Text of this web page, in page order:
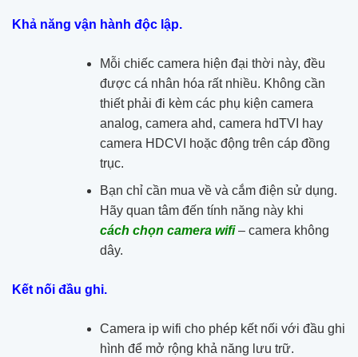
Khả năng vận hành độc lập.
Mỗi chiếc camera hiện đại thời này, đều
được cá nhân hóa rất nhiều. Không cần
thiết phải đi kèm các phụ kiện camera
analog, camera ahd, camera hdTVI hay
camera HDCVI hoặc động trên cáp đồng
trục.
Bạn chỉ cần mua về và cắm điện sử dụng.
Hãy quan tâm đến tính năng này khi
cách chọn camera wifi– camera không
dây.
Kết nối đầu ghi.
Camera ip wifi cho phép kết nối với đầu ghi
hình để mở rộng khả năng lưu trữ.